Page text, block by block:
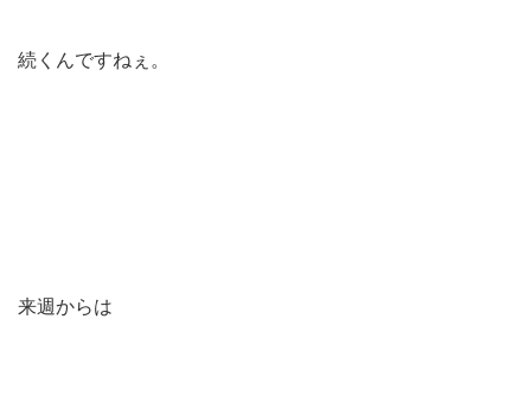
続くんですねぇ。
来週からは